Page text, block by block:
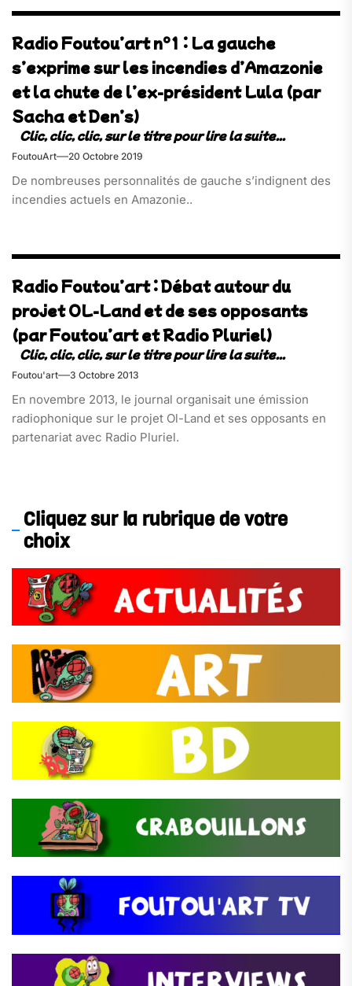
Radio Foutou’art n°1 : La gauche
s’exprime sur les incendies d’Amazonie
et la chute de l’ex-président Lula (par
Sacha et Den’s)
FoutouArt 20 Octobre 2019
De nombreuses personnalités de gauche s’indignent des
incendies actuels en Amazonie..
Radio Foutou’art : Débat autour du
projet OL-Land et de ses opposants
(par Foutou’art et Radio Pluriel)
Foutou'art 3 Octobre 2013
En novembre 2013, le journal organisait une émission
radiophonique sur le projet Ol-Land et ses opposants en
partenariat avec Radio Pluriel.
Cliquez sur la rubrique de votre
choix